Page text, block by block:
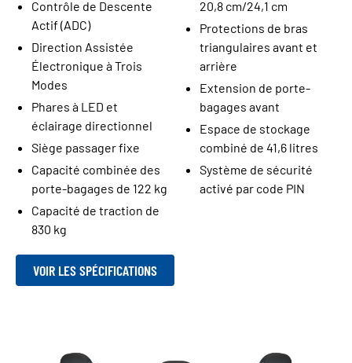
Contrôle de Descente
Actif (ADC)
Direction Assistée
Électronique à Trois
Modes
Phares à LED et
éclairage directionnel
Siège passager fixe
Capacité combinée des
porte-bagages de 122 kg
Capacité de traction de
830 kg
20,8 cm/24,1 cm
Protections de bras
triangulaires avant et
arrière
Extension de porte-
bagages avant
Espace de stockage
combiné de 41,6 litres
Système de sécurité
activé par code PIN
VOIR LES SPÉCIFICATIONS